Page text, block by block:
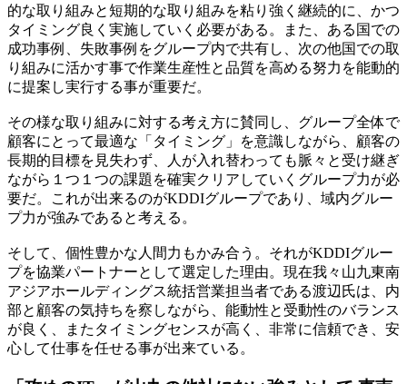
的な取り組みと短期的な取り組みを粘り強く継続的に、かつ
タイミング良く実施していく必要がある。また、ある国での
成功事例、失敗事例をグループ内で共有し、次の他国での取
り組みに活かす事で作業生産性と品質を高める努力を能動的
に提案し実行する事が重要だ。
その様な取り組みに対する考え方に賛同し、グループ全体で
顧客にとって最適な「タイミング」を意識しながら、顧客の
長期的目標を見失わず、人が入れ替わっても脈々と受け継ぎ
ながら１つ１つの課題を確実クリアしていくグループ力が必
要だ。これが出来るのがKDDIグループであり、域内グルー
プ力が強みであると考える。
そして、個性豊かな人間力もかみ合う。それがKDDIグルー
プを協業パートナーとして選定した理由。現在我々山九東南
アジアホールディングス統括営業担当者である渡辺氏は、内
部と顧客の気持ちを察しながら、能動性と受動性のバランス
が良く、またタイミングセンスが高く、非常に信頼でき、安
心して仕事を任せる事が出来ている。